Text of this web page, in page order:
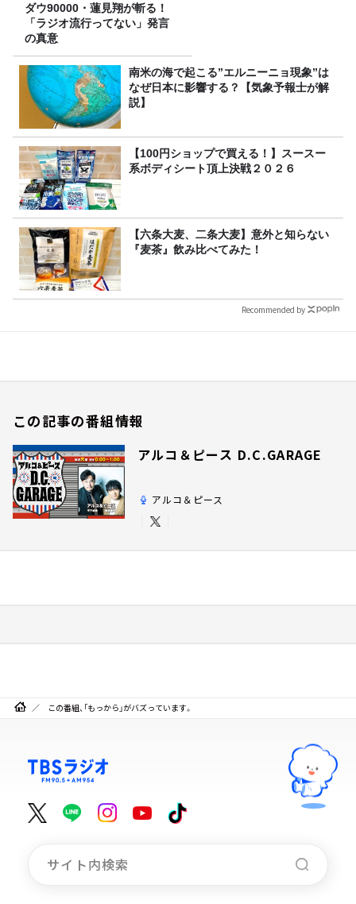
ダウ90000・蓮見翔が斬る！
「ラジオ流行ってない」発言
の真意
南米の海で起こる”エルニーニョ現象”は
なぜ日本に影響する？【気象予報士が解
説】
【100円ショップで買える！】スースー
系ボディシート頂上決戦２０２６
【六条大麦、二条大麦】意外と知らない
『麦茶』飲み比べてみた！
Recommended by
この記事の番組情報
アルコ＆ピース D.C.GARAGE
アルコ＆ピース
この番組、「もっから」がバズっています。